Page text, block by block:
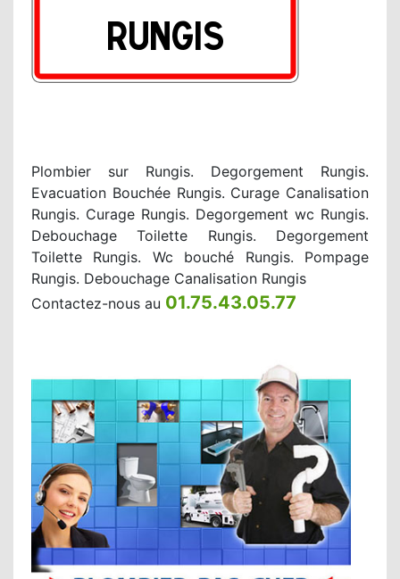
Plombier sur Rungis. Degorgement Rungis.
Evacuation Bouchée Rungis. Curage Canalisation
Rungis. Curage Rungis. Degorgement wc Rungis.
Debouchage Toilette Rungis. Degorgement
Toilette Rungis. Wc bouché Rungis. Pompage
Rungis. Debouchage Canalisation Rungis
Contactez-nous au 01.75.43.05.77